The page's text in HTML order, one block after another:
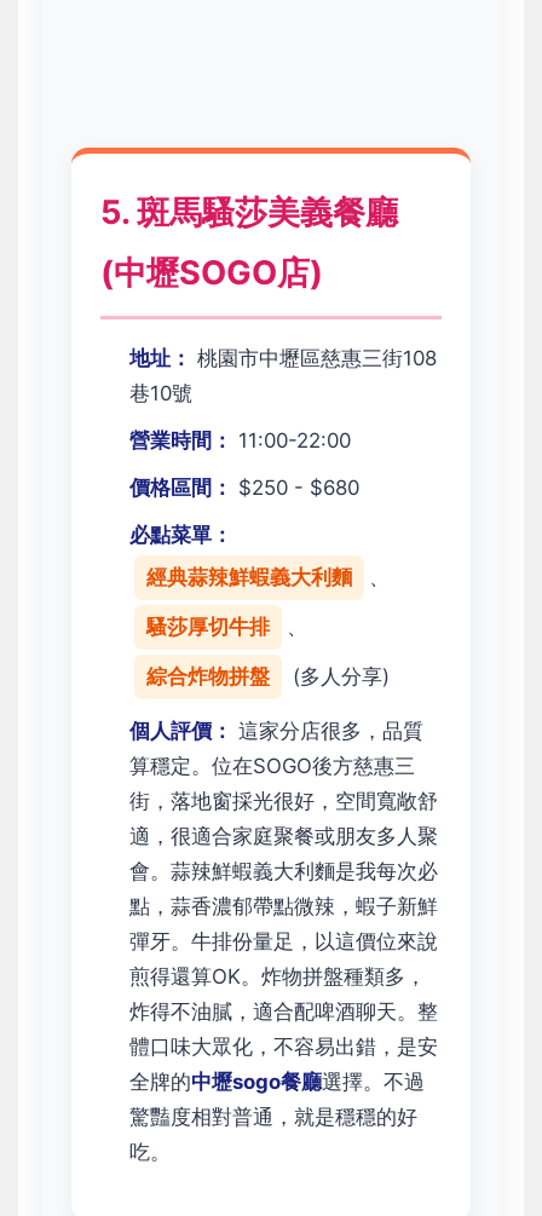
5. 斑馬騷莎美義餐廳
(中壢SOGO店)
地址： 桃園市中壢區慈惠三街108
巷10號
營業時間： 11:00-22:00
價格區間： $250 - $680
必點菜單：
經典蒜辣鮮蝦義大利麵
、
騷莎厚切牛排 、
綜合炸物拼盤 (多人分享)
個人評價： 這家分店很多，品質
算穩定。位在SOGO後方慈惠三
街，落地窗採光很好，空間寬敞舒
適，很適合家庭聚餐或朋友多人聚
會。蒜辣鮮蝦義大利麵是我每次必
點，蒜香濃郁帶點微辣，蝦子新鮮
彈牙。牛排份量足，以這價位來說
煎得還算OK。炸物拼盤種類多，
炸得不油膩，適合配啤酒聊天。整
體口味大眾化，不容易出錯，是安
全牌的中壢sogo餐廳選擇。不過
驚豔度相對普通，就是穩穩的好
吃。